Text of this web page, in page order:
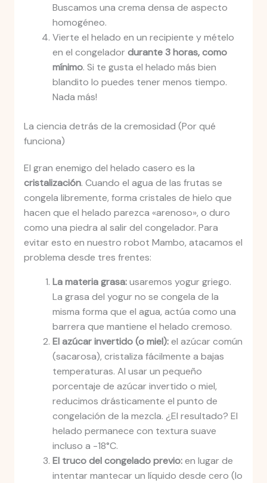
Buscamos una crema densa de aspecto
homogéneo.
Vierte el helado en un recipiente y mételo
en el congeladordurante 3 horas, como
mínimo. Si te gusta el helado más bien
blandito lo puedes tener menos tiempo.
Nada más!
La ciencia detrás de la cremosidad (Por qué
funciona)
El gran enemigo del helado casero es la
cristalización. Cuando el agua de las frutas se
congela libremente, forma cristales de hielo que
hacen que el helado parezca «arenoso», o duro
como una piedra al salir del congelador. Para
evitar esto en nuestro robot Mambo, atacamos el
problema desde tres frentes:
La materia grasa:usaremos yogur griego.
La grasa del yogur no se congela de la
misma forma que el agua, actúa como una
barrera que mantiene el helado cremoso.
El azúcar invertido (o miel):el azúcar común
(sacarosa), cristaliza fácilmente a bajas
temperaturas. Al usar un pequeño
porcentaje de azúcar invertido o miel,
reducimos drásticamente el punto de
congelación de la mezcla. ¿El resultado? El
helado permanece con textura suave
incluso a -18°C.
El truco del congelado previo:en lugar de
intentar mantecar un líquido desde cero (lo